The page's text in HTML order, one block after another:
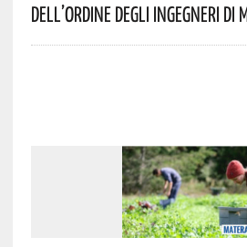
Dell’Ordine Degli Ingegneri Di